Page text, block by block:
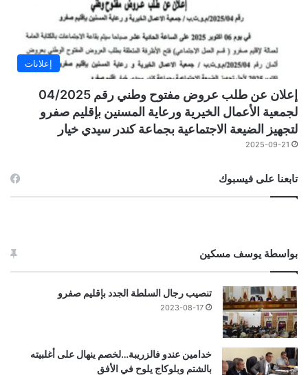
إعلانات
إعلان عن طلب عروض مفتوح وطني رقم 04/2025
لجمعية الأعمال الخيرية ورعاية المسنين بإقليم صفرو
لتجهيز الضيعة الاجتماعية بجماعة كندر سيدي خيار
2025-09-21
تابعنا على فيسبوك
بواسطة يوسف مسكين
تنصيب رجال السلطة الجدد بإقليم صفرو
2023-08-17
خدامين عندو فالزريبة…لخصم ينهال على أغلبيته
بالشتم وبلوكاج يلوح في الأفق